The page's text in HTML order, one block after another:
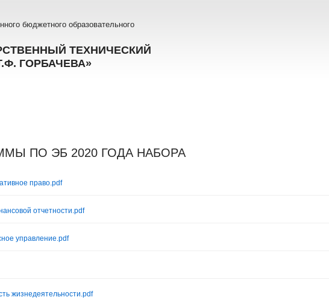
бюджетного образовательного
ТЕХНИЧЕСКИЙ
ГОРБАЧЕВА»
ПО ЭБ 2020 ГОДА НАБОРА
право.pdf
отчетности.pdf
управление.pdf
жизнедеятельности.pdf